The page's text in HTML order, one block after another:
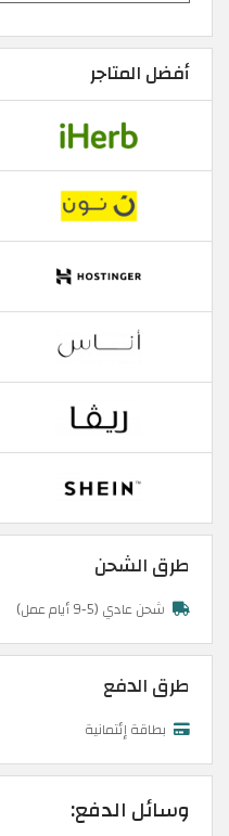
أفضل المتاجر
طرق الشحن
شحن عادي (5-9 أيام عمل)
طرق الدفع
بطاقة إئتمانية
وسائل الدفع: